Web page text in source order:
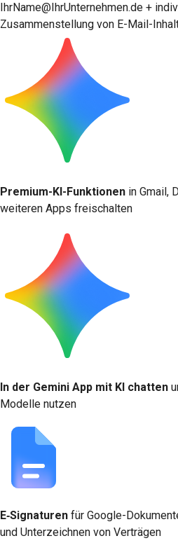
IhrName@IhrUnternehmen.de +
Zusammenstellung von E-Mail-
Premium-KI-Funktionen in Gmail,
weiteren Apps freischalten
In der Gemini App mit KI chatten
Modelle nutzen
E‑Signaturen für Google-
und Unterzeichnen von Verträgen